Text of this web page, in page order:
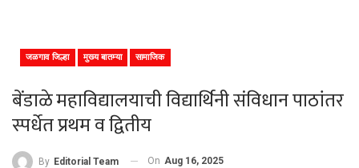
जळगाव जिल्हा मुख्य बातम्या सामाजिक
बेंडाळे महाविद्यालयाची विद्यार्थिनी संविधान पाठांतर
स्पर्धेत प्रथम व द्वितीय
By Editorial Team On Aug 16, 2025